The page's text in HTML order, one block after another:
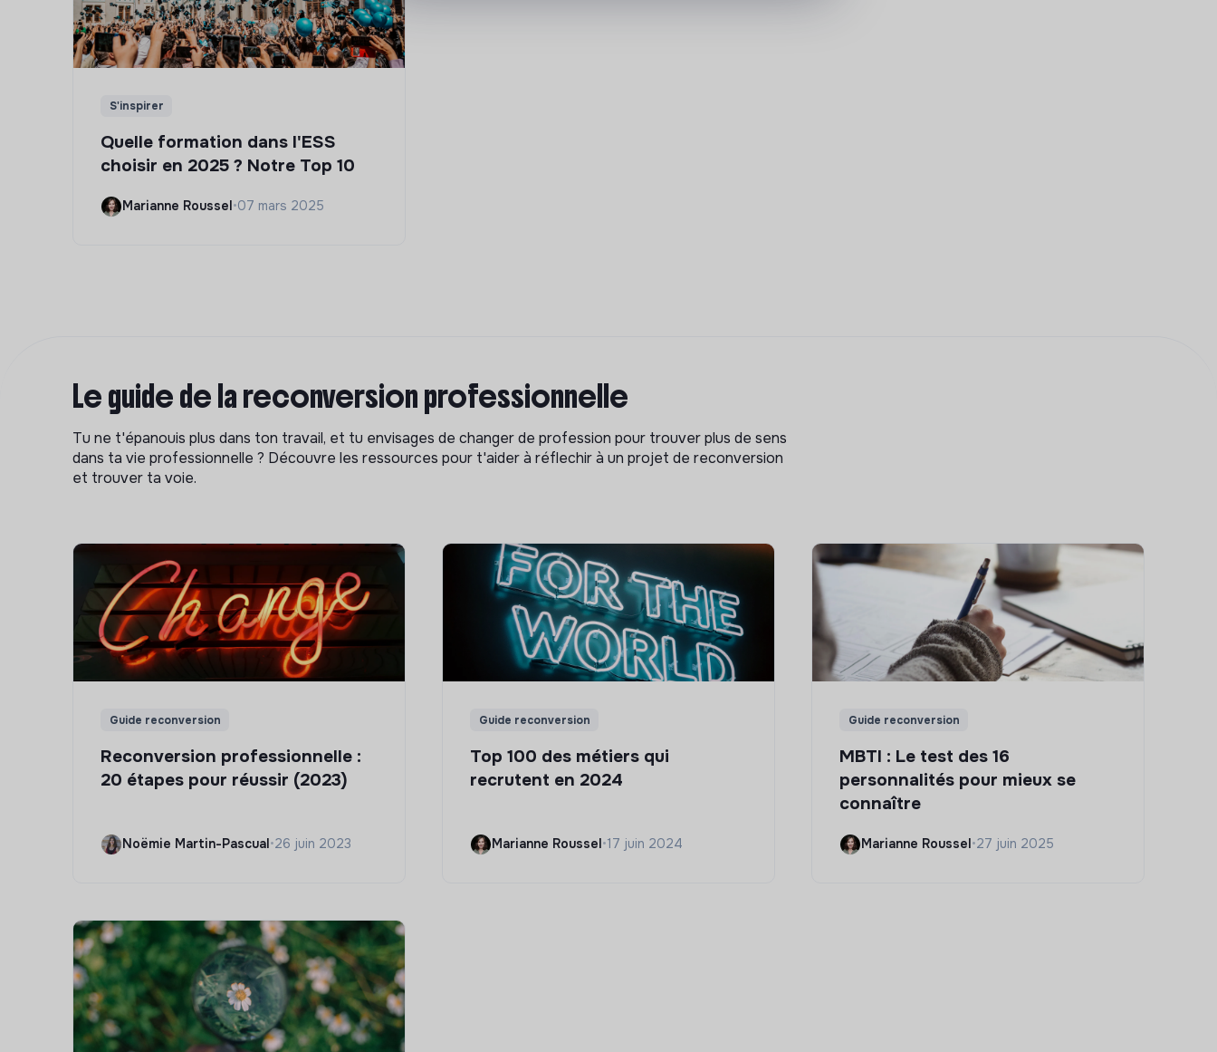
S'inspirer
Quelle formation dans l'ESS
choisir en 2025 ? Notre Top 10
Marianne Roussel •07 mars 2025
Le guide de la reconversion professionnelle
Tu ne t'épanouis plus dans ton travail, et tu envisages de changer de profession pour trouver plus de sens
dans ta vie professionnelle ? Découvre les ressources pour t'aider à réflechir à un projet de reconversion
et trouver ta voie.
Guide reconversion
Reconversion professionnelle :
20 étapes pour réussir (2023)
Noëmie Martin-Pascual•26 juin 2023
Guide reconversion
Top 100 des métiers qui
recrutent en 2024
Marianne Roussel•17 juin 2024
Guide reconversion
MBTI : Le test des 16
personnalités pour mieux se
connaître
Marianne Roussel•27 juin 2025